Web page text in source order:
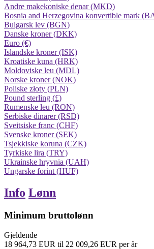
Andre makekoniske denar (MKD)
Bosnia and Herzegovina konvertible mark
Bulgarsk lev (BGN)
Danske kroner (DKK)
Euro (€)
Islandske kroner (ISK)
Kroatiske kuna (HRK)
Moldoviske leu (MDL)
Norske kroner (NOK)
Poliske złoty (PLN)
Pound sterling (£)
Rumenske leu (RON)
Serbiske dinarer (RSD)
Sveitsiske franc (CHF)
Svenske kroner (SEK)
Tsjekkiske koruna (CZK)
Tyrkiske lira (TRY)
Ukrainske hryvnia (UAH)
Ungarske forint (HUF)
Info Lønn
Minimum bruttolønn
Gjeldende
18 964,73 EUR til 22 009,26 EUR per år